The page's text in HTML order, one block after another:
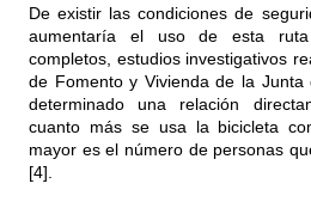
De existir las condiciones de
aumentaría el uso de esta
completos, estudios investigativos
de Fomento y Vivienda de la Junta
determinado una relación
cuanto más se usa la bicicleta
mayor es el número de personas
[4].